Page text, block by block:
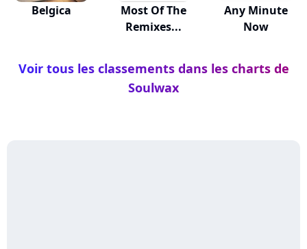
Belgica
Most Of The
Remixes...
Any Minute
Now
Voir tous les classements dans les charts de
Soulwax